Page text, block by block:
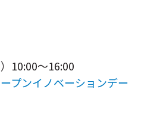
10:00～16:00
プンイノベーションデー